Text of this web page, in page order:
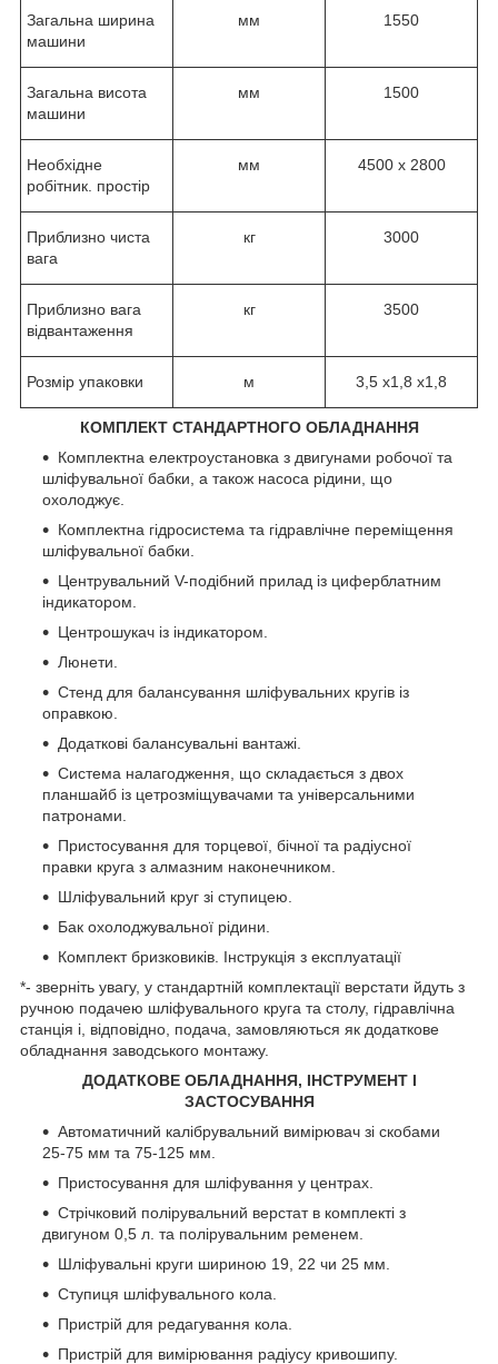
Загальна ширина
машини
мм 1550
Загальна висота
машини
мм 1500
Необхідне
робітник. простір
мм 4500 x 2800
Приблизно чиста
вага
кг 3000
Приблизно вага
відвантаження
кг 3500
Розмір упаковки м 3,5 x1,8 x1,8
КОМПЛЕКТ СТАНДАРТНОГО ОБЛАДНАННЯ
Комплектна електроустановка з двигунами робочої та
шліфувальної бабки, а також насоса рідини, що
охолоджує.
Комплектна гідросистема та гідравлічне переміщення
шліфувальної бабки.
Центрувальний V-подібний прилад із циферблатним
індикатором.
Центрошукач із індикатором.
Люнети.
Стенд для балансування шліфувальних кругів із
оправкою.
Додаткові балансувальні вантажі.
Система налагодження, що складається з двох
планшайб із цетрозміщувачами та універсальними
патронами.
Пристосування для торцевої, бічної та радіусної
правки круга з алмазним наконечником.
Шліфувальний круг зі ступицею.
Бак охолоджувальної рідини.
Комплект бризковиків. Інструкція з експлуатації
*- зверніть увагу, у стандартній комплектації верстати йдуть з
ручною подачею шліфувального круга та столу, гідравлічна
станція і, відповідно, подача, замовляються як додаткове
обладнання заводського монтажу.
ДОДАТКОВЕ ОБЛАДНАННЯ, ІНСТРУМЕНТ І
ЗАСТОСУВАННЯ
Автоматичний калібрувальний вимірювач зі скобами
25-75 мм та 75-125 мм.
Пристосування для шліфування у центрах.
Стрічковий полірувальний верстат в комплекті з
двигуном 0,5 л. та полірувальним ременем.
Шліфувальні круги шириною 19, 22 чи 25 мм.
Ступиця шліфувального кола.
Пристрій для редагування кола.
Пристрій для вимірювання радіусу кривошипу.